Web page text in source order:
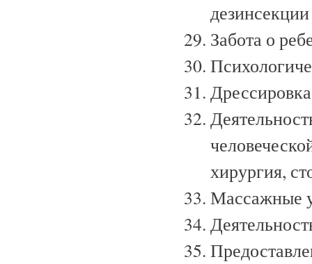
Забота о
хирургия,
Массажные